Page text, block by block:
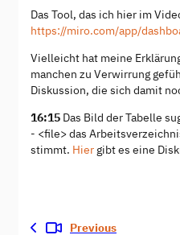
Das Tool, das ich hier im
https://miro.com/app/
Vielleicht hat meine
manchen zu Verwirrung
Diskussion, die sich damit
16:15 Das Bild der Tabelle
- <file> das
stimmt. Hier gibt es eine
Previous